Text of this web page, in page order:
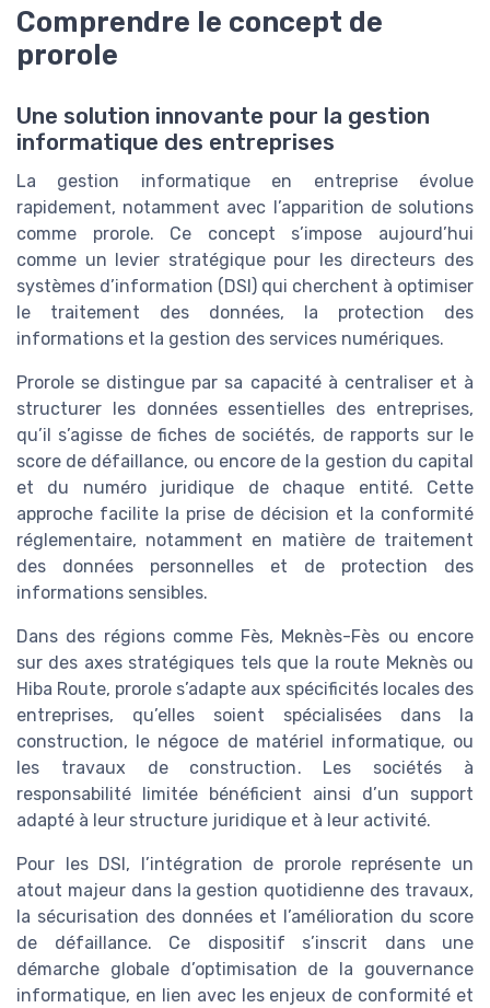
Comprendre le concept de
prorole
Une solution innovante pour la gestion
informatique des entreprises
La gestion informatique en entreprise évolue
rapidement, notamment avec l’apparition de solutions
comme prorole. Ce concept s’impose aujourd’hui
comme un levier stratégique pour les directeurs des
systèmes d’information (DSI) qui cherchent à optimiser
le traitement des données, la protection des
informations et la gestion des services numériques.
Prorole se distingue par sa capacité à centraliser et à
structurer les données essentielles des entreprises,
qu’il s’agisse de fiches de sociétés, de rapports sur le
score de défaillance, ou encore de la gestion du capital
et du numéro juridique de chaque entité. Cette
approche facilite la prise de décision et la conformité
réglementaire, notamment en matière de traitement
des données personnelles et de protection des
informations sensibles.
Dans des régions comme Fès, Meknès-Fès ou encore
sur des axes stratégiques tels que la route Meknès ou
Hiba Route, prorole s’adapte aux spécificités locales des
entreprises, qu’elles soient spécialisées dans la
construction, le négoce de matériel informatique, ou
les travaux de construction. Les sociétés à
responsabilité limitée bénéficient ainsi d’un support
adapté à leur structure juridique et à leur activité.
Pour les DSI, l’intégration de prorole représente un
atout majeur dans la gestion quotidienne des travaux,
la sécurisation des données et l’amélioration du score
de défaillance. Ce dispositif s’inscrit dans une
démarche globale d’optimisation de la gouvernance
informatique, en lien avec les enjeux de conformité et